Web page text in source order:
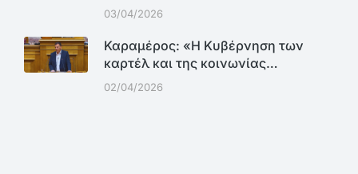
03/04/2026
Καραμέρος: «Η Κυβέρνηση των
καρτέλ και της κοινωνίας…
02/04/2026